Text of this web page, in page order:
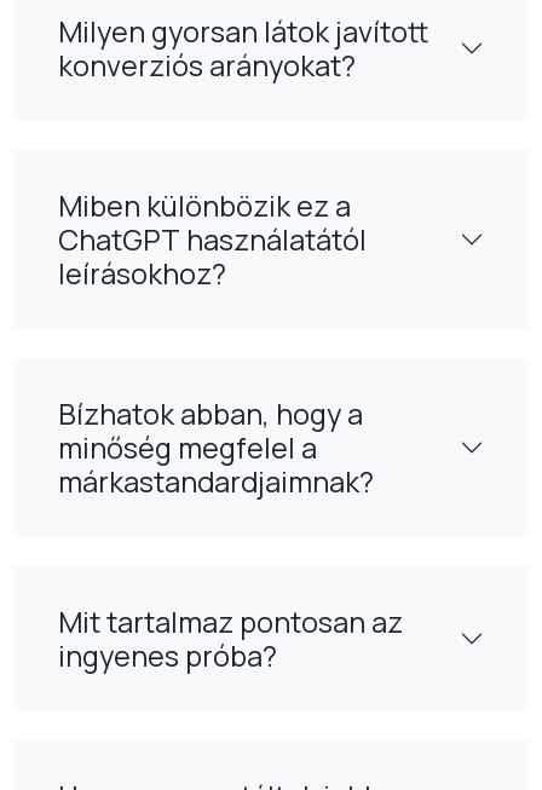
Milyen gyorsan látok javított
konverziós arányokat?
Miben különbözik ez a
ChatGPT használatától
leírásokhoz?
Bízhatok abban, hogy a
minőség megfelel a
márkastandardjaimnak?
Mit tartalmaz pontosan az
ingyenes próba?